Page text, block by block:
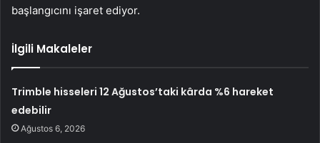
başlangıcını işaret ediyor.
İlgili Makaleler
Trimble hisseleri 12 Ağustos’taki kârda %6 hareket
edebilir
Ağustos 6, 2026